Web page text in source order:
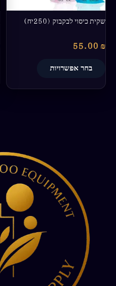
שקית כיסוי לבקבוק (250יח)
55.00 ₪
בחר אפשרויות
בעמוד
המוצר